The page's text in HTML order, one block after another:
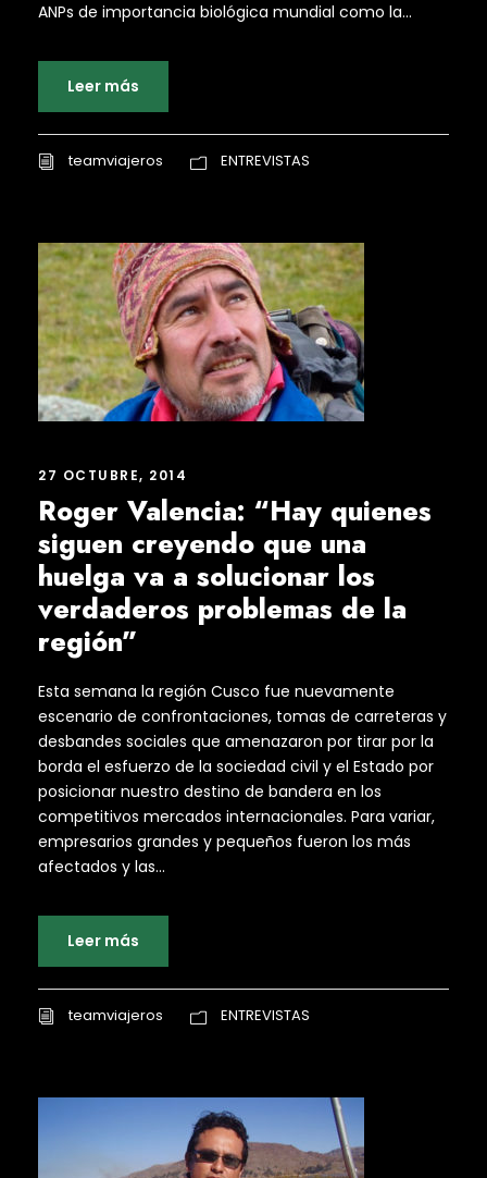
ANPs de importancia biológica mundial como la...
Leer más
teamviajeros ENTREVISTAS
27 OCTUBRE, 2014
Roger Valencia: “Hay quienes
siguen creyendo que una
huelga va a solucionar los
verdaderos problemas de la
región”
Esta semana la región Cusco fue nuevamente
escenario de confrontaciones, tomas de carreteras y
desbandes sociales que amenazaron por tirar por la
borda el esfuerzo de la sociedad civil y el Estado por
posicionar nuestro destino de bandera en los
competitivos mercados internacionales. Para variar,
empresarios grandes y pequeños fueron los más
afectados y las...
Leer más
teamviajeros ENTREVISTAS